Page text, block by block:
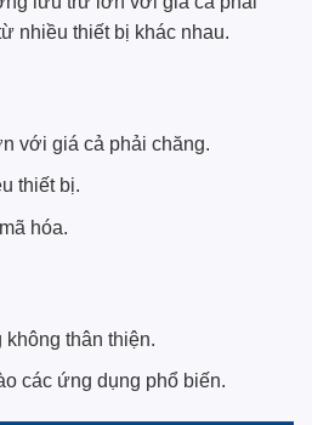
nhiều thiết bị khác nhau.
với giá cả phải chăng.
thiết bị.
hóa.
thân thiện.
các ứng dụng phổ biến.